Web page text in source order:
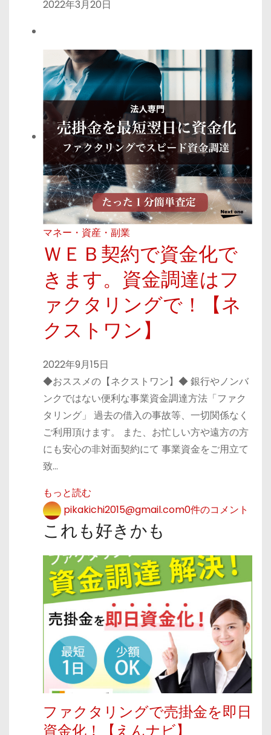
2022年3月20日
マネー・資産・副業
ＷＥＢ契約で資金化で
きます。資金調達はフ
ァクタリングで！【ネ
クストワン】
2022年9月15日
◆おススメの【ネクストワン】◆ 銀行やノンバ
ンクではない便利な事業資金調達方法「ファク
タリング」 過去の借入の事故等、一切関係なく
ご利用頂けます。 また、お忙しい方や遠方の方
にも安心の非対面契約にて 事業資金をご用立て
致…
もっと読む
pikakichi2015@gmail.com0件のコメント
これも好きかも
ファクタリングで売掛金を即日
資金化！【えんナビ】